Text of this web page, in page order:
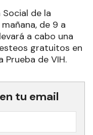
de la
de 9 a
a cabo una
gratuitos en
Prueba de VIH.
tu email